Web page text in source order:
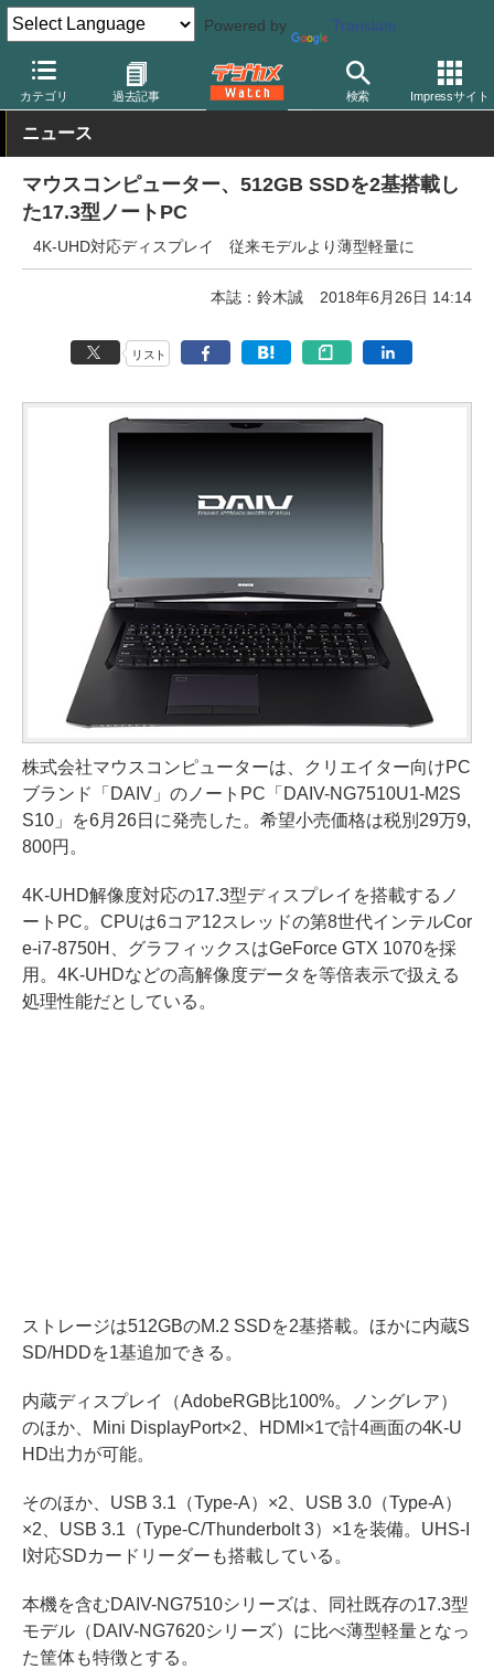
Powered by Translate
カテゴリ 過去記事 検索 Impressサイト
デジカメ Watch PC/モバイル関連 PC
ニュース
マウスコンピューター、512GB SSDを2基搭載し
た17.3型ノートPC
4K-UHD対応ディスプレイ 従来モデルより薄型軽量に
本誌：鈴木誠 2018年6月26日 14:14
リスト
株式会社マウスコンピューターは、クリエイター向けPC
ブランド「DAIV」のノートPC「DAIV-NG7510U1-M2S
S10」を6月26日に発売した。希望小売価格は税別29万9,
800円。
4K-UHD解像度対応の17.3型ディスプレイを搭載するノ
ートPC。CPUは6コア12スレッドの第8世代インテルCor
e-i7-8750H、グラフィックスはGeForce GTX 1070を採
用。4K-UHDなどの高解像度データを等倍表示で扱える
処理性能だとしている。
ストレージは512GBのM.2 SSDを2基搭載。ほかに内蔵S
SD/HDDを1基追加できる。
内蔵ディスプレイ（AdobeRGB比100%。ノングレア）
のほか、Mini DisplayPort×2、HDMI×1で計4画面の4K-U
HD出力が可能。
そのほか、USB 3.1（Type-A）×2、USB 3.0（Type-A）
×2、USB 3.1（Type-C/Thunderbolt 3）×1を装備。UHS-I
I対応SDカードリーダーも搭載している。
本機を含むDAIV-NG7510シリーズは、同社既存の17.3型
モデル（DAIV-NG7620シリーズ）に比べ薄型軽量となっ
た筐体も特徴とする。